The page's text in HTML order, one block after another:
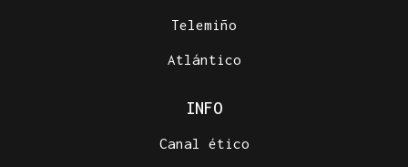
Telemiño
Atlántico
INFO
Canal ético